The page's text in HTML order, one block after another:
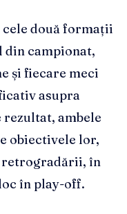
două formații
din campionat,
și fiecare meci
asupra
ambele
obiectivele lor,
retrogradării, în
în play-off.